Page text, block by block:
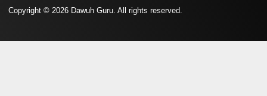
Copyright © 2026 Dawuh Guru. All rights reserved.